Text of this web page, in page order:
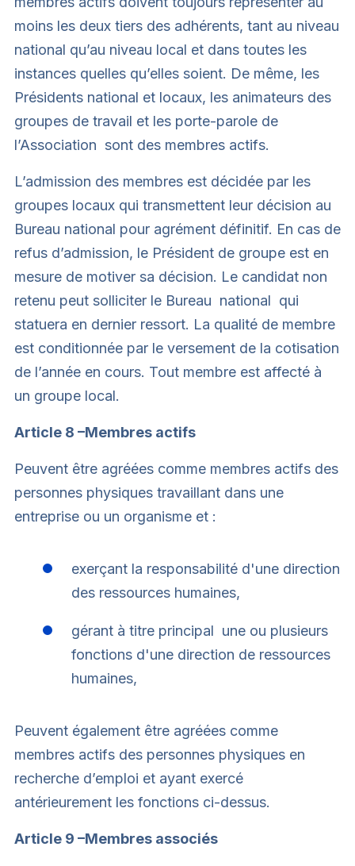
moins les deux tiers des adhérents, tant au niveau
national qu’au niveau local et dans toutes les
instances quelles qu’elles soient. De même, les
Présidents national et locaux, les animateurs des
groupes de travail et les porte-parole de
l’Association sont des membres actifs.
L’admission des membres est décidée par les
groupes locaux qui transmettent leur décision au
Bureau national pour agrément définitif. En cas de
refus d’admission, le Président de groupe est en
mesure de motiver sa décision. Le candidat non
retenu peut solliciter le Bureau national qui
statuera en dernier ressort. La qualité de membre
est conditionnée par le versement de la cotisation
de l’année en cours. Tout membre est affecté à
un groupe local.
Article 8 –Membres actifs
Peuvent être agréées comme membres actifs des
personnes physiques travaillant dans une
entreprise ou un organisme et :
exerçant la responsabilité d'une direction
des ressources humaines,
gérant à titre principal une ou plusieurs
fonctions d'une direction de ressources
humaines,
Peuvent également être agréées comme
membres actifs des personnes physiques en
recherche d’emploi et ayant exercé
antérieurement les fonctions ci-dessus.
Article 9 –Membres associés